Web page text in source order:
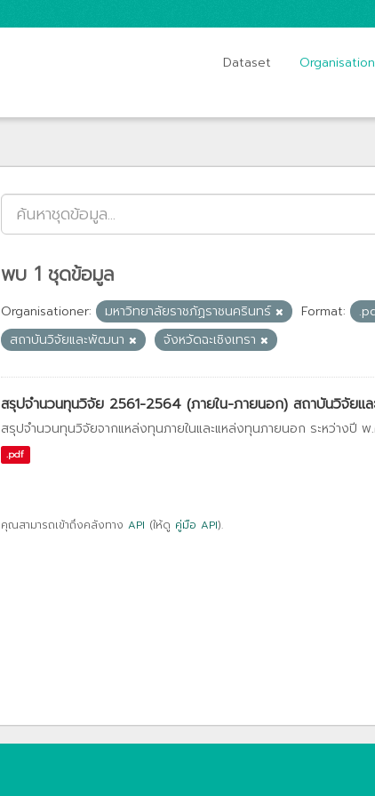
Dataset
พบ 1 ชุดข้อมูล
Organisationer: มหาวิทยาลัยราชภัฏราชนครินทร์ Format:
สถาบันวิจัยและพัฒนา
จังหวัดฉะเชิงเทรา
สรุปจำนวนทุนวิจัย 2561-2564 (ภายใน-ภายนอก) สถาบันวิจัยแ
สรุปจำนวนทุนวิจัยจากแหล่งทุนภายในและแหล่งทุนภายนอก ระหว่างปี
.pdf
คุณสามารถเข้าถึงคลังทาง API (ให้ดู คู่มือ API).